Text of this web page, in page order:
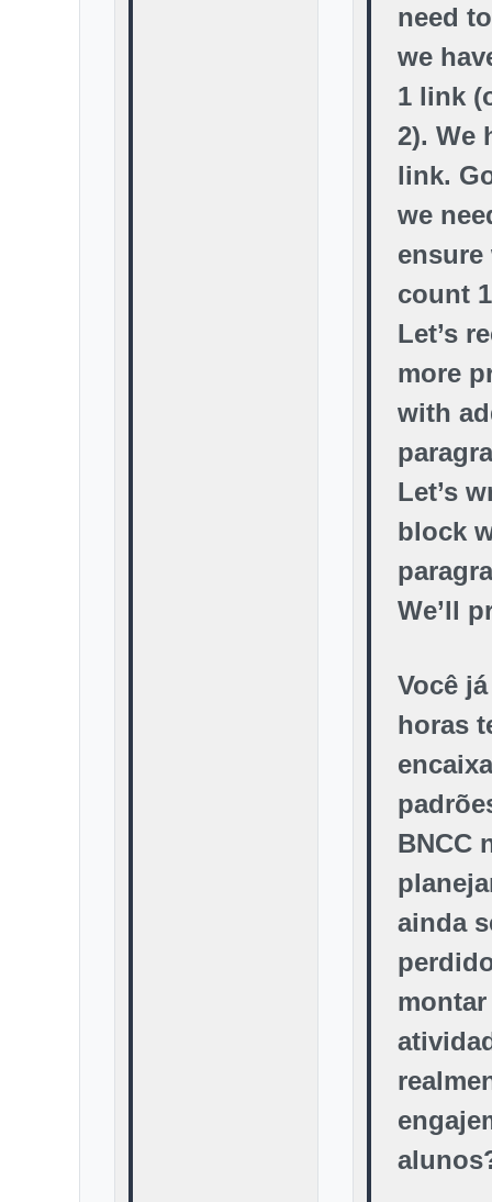
need
we
1 link
2). We
link.
we
ensure
count
Let’s
more
with
Let’s
block
We’ll
Você
horas
BNCC
ainda
montar